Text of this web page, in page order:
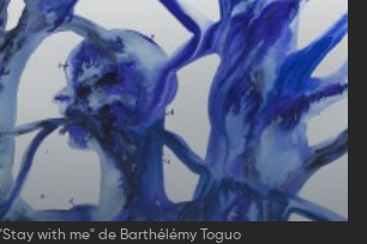
with me" de Barthélémy Toguo